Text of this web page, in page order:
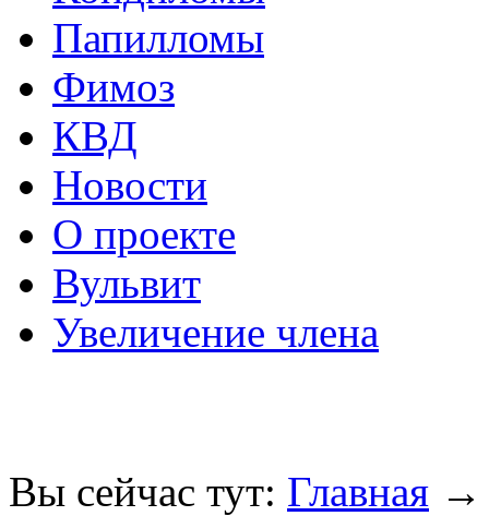
Папилломы
Фимоз
КВД
Новости
О проекте
Вульвит
Увеличение члена
Вы сейчас тут: Главная